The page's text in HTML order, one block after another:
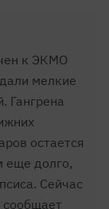
к ЭКМО
мелкие
Гангрена
остается
еще долго,
Сейчас